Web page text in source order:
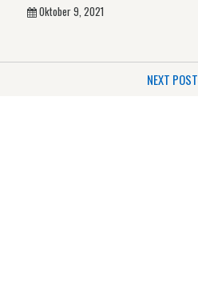
Oktober 9, 2021
NEXT POST